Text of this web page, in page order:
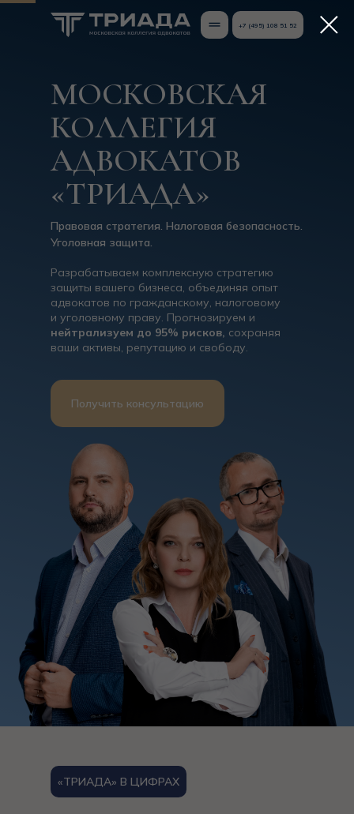
+7 (495) 108 51 52
Получить консультацию
МОСКОВСКАЯ
КОЛЛЕГИЯ
АДВОКАТОВ
«ТРИАДА»
Правовая стратегия. Налоговая безопасность.
Уголовная защита.
Разрабатываем комплексную стратегию
защиты вашего бизнеса, объединяя опыт
адвокатов по гражданскому, налоговому
и уголовному праву. Прогнозируем и
нейтрализуем до 95% рисков, сохраняя
ваши активы, репутацию и свободу.
+7 (495) 108 51 52
«ТРИАДА» В ЦИФРАХ